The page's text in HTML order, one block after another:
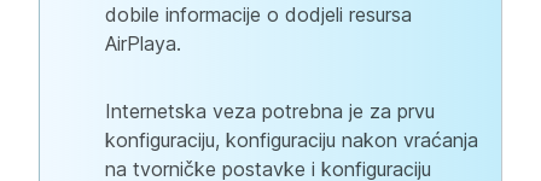
dobile informacije o dodjeli resursa
AirPlaya.
Internetska veza potrebna je za prvu
konfiguraciju, konfiguraciju nakon vraćanja
na tvorničke postavke i konfiguraciju